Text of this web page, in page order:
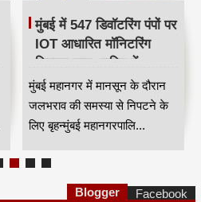
मुंबई में 547 डिवॉटरिंग पंपों पर
IOT आधारित मॉनिटरिंग
सिस्टम लागू, बारिश में
जलभराव नियंत्रण होगा
अधिक प्रभावी
मुंबई महानगर में मानसून के दौरान
जलभराव की समस्या से निपटने के
लिए बृहन्मुंबई महानगरपालि...
Blogger Facebook